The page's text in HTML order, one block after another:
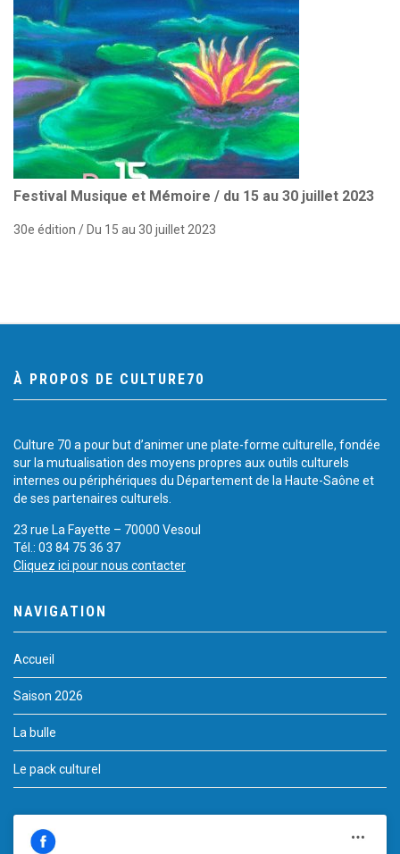
Festival Musique et Mémoire / du 15 au 30 juillet 2023
30e édition / Du 15 au 30 juillet 2023
À PROPOS DE CULTURE70
Culture 70 a pour but d’animer une plate-forme culturelle, fondée
sur la mutualisation des moyens propres aux outils culturels
internes ou périphériques du Département de la Haute-Saône et
de ses partenaires culturels.
23 rue La Fayette – 70000 Vesoul
Tél.: 03 84 75 36 37
Cliquez ici pour nous contacter
NAVIGATION
Accueil
Saison 2026
La bulle
Le pack culturel